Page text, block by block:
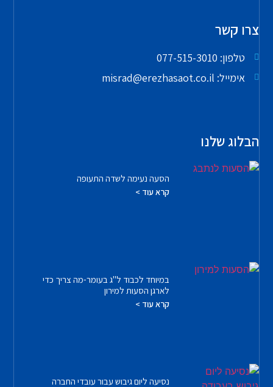
צרו קשר
טלפון: 077-515-3010
אימייל: misrad@erezhasaot.co.il
הבלוג שלנו
הסעה נעימה לשדה התעופה
קרא עוד >
במיוחד לכבוד ל"ג בעומר-מה צריך כדי
לארגן הסעות למירון
קרא עוד >
נסיעה ליום גיבוש עבור עובדי החברה